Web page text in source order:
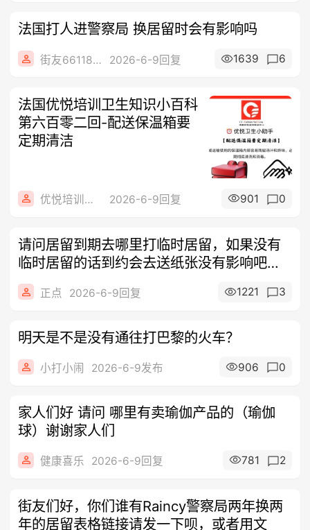
法国打人进警察局 换居留时会有影响吗
街友66118646 2026-6-9回复 1639 6
法国优悦培训卫生知识小百科
第六百零二回-配送保温箱要
定期清洁
优悦培训咨询 2026-6-9回复 901 0
请问居留到期去哪里打临时居留，如果没有
临时居留的话到约会去送纸张没有影响吧？
先谢
正点 2026-6-9回复 1221 3
明天是不是没有通往打巴黎的火车？
小打小闹 2026-6-9发布 906 0
家人们好 请问 哪里有卖瑜伽产品的（瑜伽
球）谢谢家人们
健康喜乐 2026-6-9回复 781 2
街友们好，你们谁有Raincy警察局两年换两
年的居留表格链接请发一下呗，或者用文